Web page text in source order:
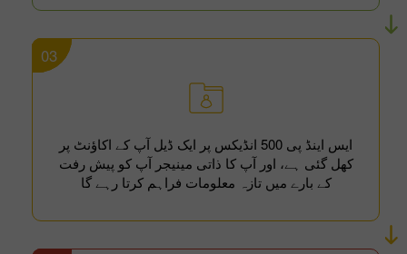
03
ایس اینڈ پی 500 انڈیکس پر ایک ڈیل آپ کے اکاؤنٹ پر
کھل گئی ہے، اور آپ کا ذاتی مینیجر آپ کو پیش رفت
کے بارے میں تازہ معلومات فراہم کرتا رہے گا